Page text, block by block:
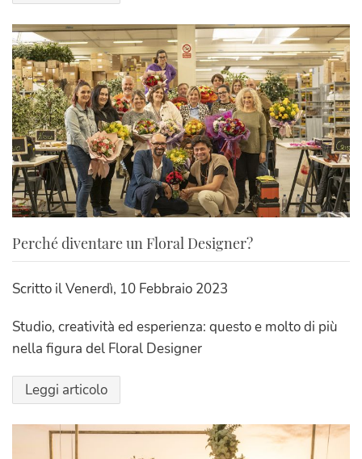
Perché diventare un Floral Designer?
Scritto ilVenerdì, 10 Febbraio 2023
Studio, creatività ed esperienza: questo e molto di più
nella figura del Floral Designer
Leggi articolo